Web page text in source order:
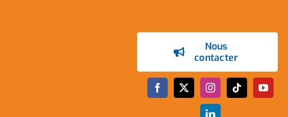
Nous
contacter